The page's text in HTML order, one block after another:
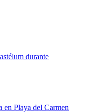
durante
Playa del Carmen